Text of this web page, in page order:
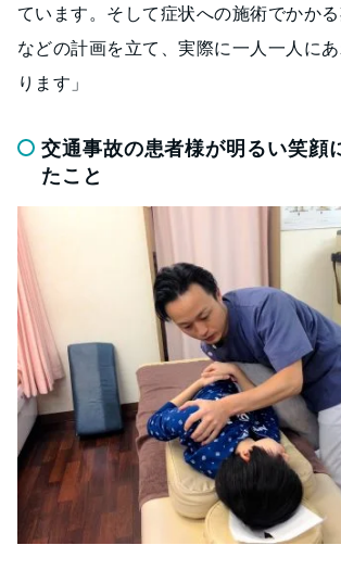
ています。そして症状への施術でかか
などの計画を立て、実際に一人一人に
ります」
交通事故の患者様が明るい笑顔
たこと